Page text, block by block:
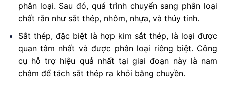
phân loại. Sau đó, quá trình chuyển sang phân loại
chất rắn như sắt thép, nhôm, nhựa, và thủy tinh.
Sắt thép, đặc biệt là hợp kim sắt thép, là loại được
quan tâm nhất và được phân loại riêng biệt. Công
cụ hỗ trợ hiệu quả nhất tại giai đoạn này là nam
châm để tách sắt thép ra khỏi băng chuyền.